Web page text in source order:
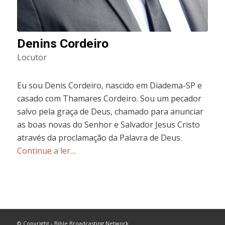
Denins Cordeiro
Locutor
Eu sou Denis Cordeiro, nascido em Diadema-SP e
casado com Thamares Cordeiro. Sou um pecador
salvo pela graça de Deus, chamado para anunciar
as boas novas do Senhor e Salvador Jesus Cristo
através da proclamação da Palavra de Deus.
Continue a ler…
© Copyright - Bible Broadcasting Network